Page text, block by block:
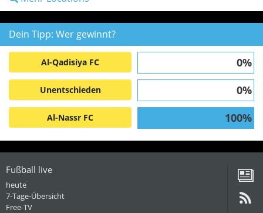
Dein Tipp: Wer gewinnt?
Al-Qadisiya FC 0%
Unentschieden 0%
Al-Nassr FC 100%
Fußball live
heute
7-Tage-Übersicht
Free-TV